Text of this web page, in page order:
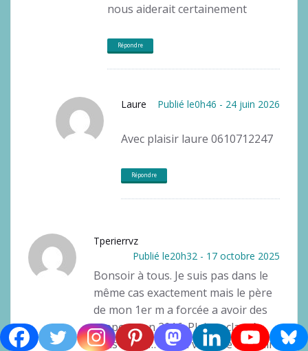
nous aiderait certainement
Répondre
Laure Publié le0h46 - 24 juin 2026
Avec plaisir laure 0610712247
Répondre
Tperierrvz
Publié le20h32 - 17 octobre 2025
Bonsoir à tous. Je suis pas dans le
même cas exactement mais le père
de mon 1er m a forcée a avoir des
rapports en 2016. Plainte classée
sans suite … et la il vient de obtenir